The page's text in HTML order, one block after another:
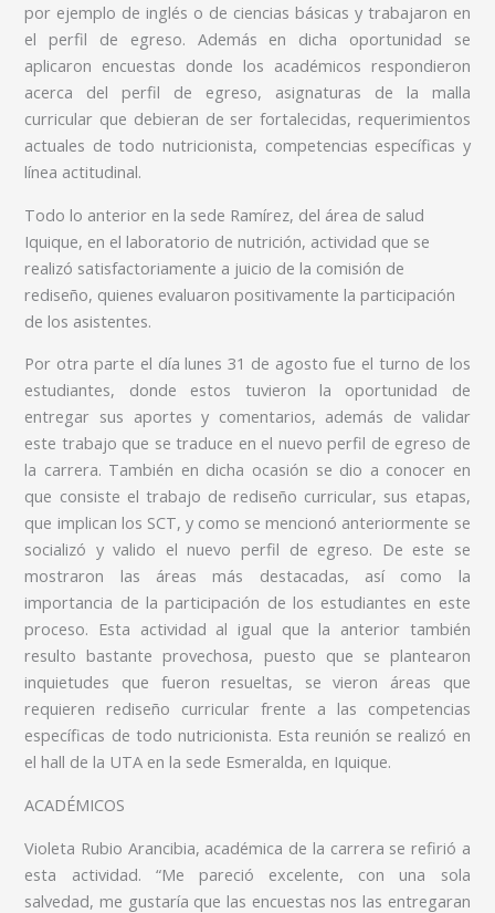
por ejemplo de inglés o de ciencias básicas y trabajaron en
el perfil de egreso. Además en dicha oportunidad se
aplicaron encuestas donde los académicos respondieron
acerca del perfil de egreso, asignaturas de la malla
curricular que debieran de ser fortalecidas, requerimientos
actuales de todo nutricionista, competencias específicas y
línea actitudinal.
Todo lo anterior en la sede Ramírez, del área de salud
Iquique, en el laboratorio de nutrición, actividad que se
realizó satisfactoriamente a juicio de la comisión de
rediseño, quienes evaluaron positivamente la participación
de los asistentes.
Por otra parte el día lunes 31 de agosto fue el turno de los
estudiantes, donde estos tuvieron la oportunidad de
entregar sus aportes y comentarios, además de validar
este trabajo que se traduce en el nuevo perfil de egreso de
la carrera. También en dicha ocasión se dio a conocer en
que consiste el trabajo de rediseño curricular, sus etapas,
que implican los SCT, y como se mencionó anteriormente se
socializó y valido el nuevo perfil de egreso. De este se
mostraron las áreas más destacadas, así como la
importancia de la participación de los estudiantes en este
proceso. Esta actividad al igual que la anterior también
resulto bastante provechosa, puesto que se plantearon
inquietudes que fueron resueltas, se vieron áreas que
requieren rediseño curricular frente a las competencias
específicas de todo nutricionista. Esta reunión se realizó en
el hall de la UTA en la sede Esmeralda, en Iquique.
ACADÉMICOS
Violeta Rubio Arancibia, académica de la carrera se refirió a
esta actividad. “Me pareció excelente, con una sola
salvedad, me gustaría que las encuestas nos las entregaran